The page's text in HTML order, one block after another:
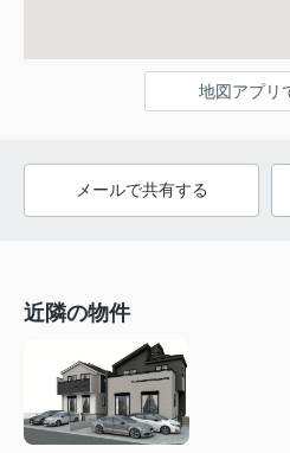
地図アプリ
メールで共有する
近隣の物件